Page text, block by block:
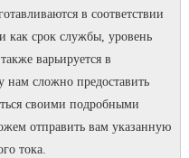
в соответствии
как срок службы, уровень
варьируется в
нам сложно предоставить
своими подробными
отправить вам указанную
тока.